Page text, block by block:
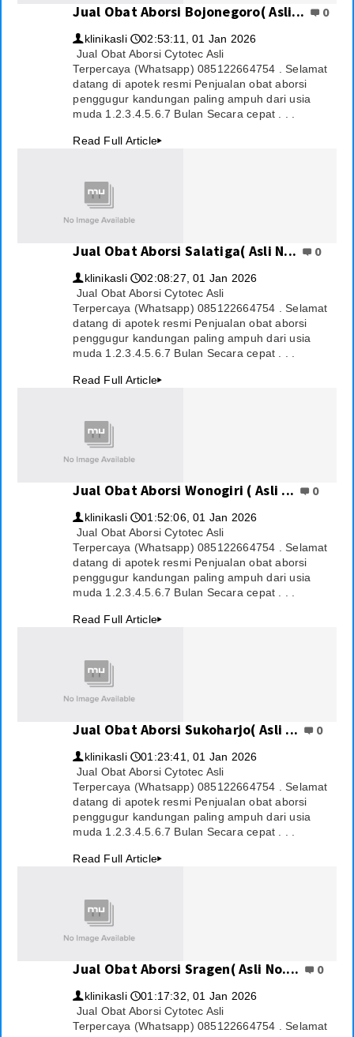
Jual Obat Aborsi Bojonegoro( Asli... 0
👤 klinikasli 🕔02:53:11, 01 Jan 2026
Jual Obat Aborsi Cytotec Asli
Terpercaya (Whatsapp) 085122664754 . Selamat
datang di apotek resmi Penjualan obat aborsi
penggugur kandungan paling ampuh dari usia
muda 1.2.3.4.5.6.7 Bulan Secara cepat . . .
Read Full Article▸
Jual Obat Aborsi Salatiga( Asli N... 0
👤 klinikasli 🕔02:08:27, 01 Jan 2026
Jual Obat Aborsi Cytotec Asli
Terpercaya (Whatsapp) 085122664754 . Selamat
datang di apotek resmi Penjualan obat aborsi
penggugur kandungan paling ampuh dari usia
muda 1.2.3.4.5.6.7 Bulan Secara cepat . . .
Read Full Article▸
Jual Obat Aborsi Wonogiri ( Asli ... 0
👤 klinikasli 🕔01:52:06, 01 Jan 2026
Jual Obat Aborsi Cytotec Asli
Terpercaya (Whatsapp) 085122664754 . Selamat
datang di apotek resmi Penjualan obat aborsi
penggugur kandungan paling ampuh dari usia
muda 1.2.3.4.5.6.7 Bulan Secara cepat . . .
Read Full Article▸
Jual Obat Aborsi Sukoharjo( Asli ... 0
👤 klinikasli 🕔01:23:41, 01 Jan 2026
Jual Obat Aborsi Cytotec Asli
Terpercaya (Whatsapp) 085122664754 . Selamat
datang di apotek resmi Penjualan obat aborsi
penggugur kandungan paling ampuh dari usia
muda 1.2.3.4.5.6.7 Bulan Secara cepat . . .
Read Full Article▸
Jual Obat Aborsi Sragen( Asli No.... 0
👤 klinikasli 🕔01:17:32, 01 Jan 2026
Jual Obat Aborsi Cytotec Asli
Terpercaya (Whatsapp) 085122664754 . Selamat